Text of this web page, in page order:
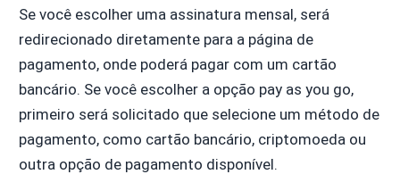
Se você escolher uma assinatura mensal, será
redirecionado diretamente para a página de
pagamento, onde poderá pagar com um cartão
bancário. Se você escolher a opção pay as you go,
primeiro será solicitado que selecione um método de
pagamento, como cartão bancário, criptomoeda ou
outra opção de pagamento disponível.